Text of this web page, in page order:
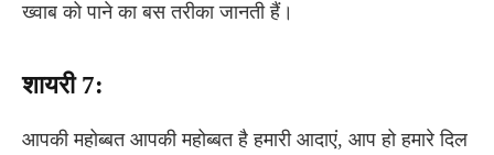
ख्वाब को पाने का बस तरीका जानती हैं।
शायरी 7:
आपकी महोब्बत आपकी महोब्बत है हमारी आदाएं, आप हो हमारे दिल